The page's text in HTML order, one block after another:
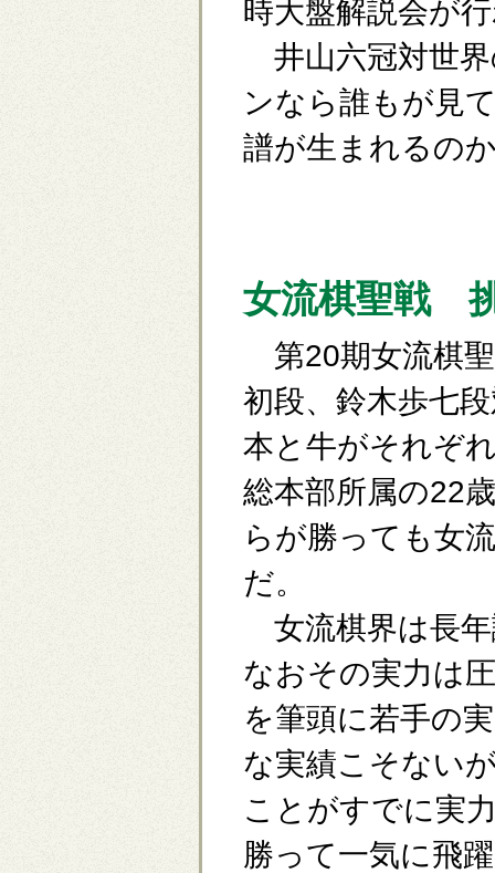
時大盤解説会が
井山六冠対世界
ンなら誰もが見
譜が生まれるの
女流棋聖戦
第20期女流棋
初段、鈴木歩七
本と牛がそれぞ
総本部所属の22
らが勝っても女
だ。
女流棋界は長年
なおその実力は
を筆頭に若手の
な実績こそない
ことがすでに実
勝って一気に飛